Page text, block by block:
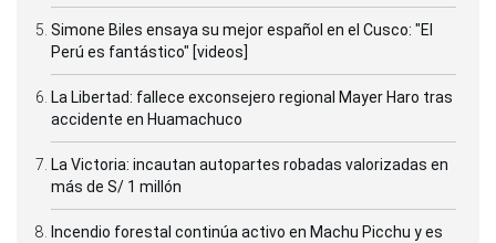
Simone Biles ensaya su mejor español en el Cusco: "El
Perú es fantástico" [videos]
La Libertad: fallece exconsejero regional Mayer Haro tras
accidente en Huamachuco
La Victoria: incautan autopartes robadas valorizadas en
más de S/ 1 millón
Incendio forestal continúa activo en Machu Picchu y es